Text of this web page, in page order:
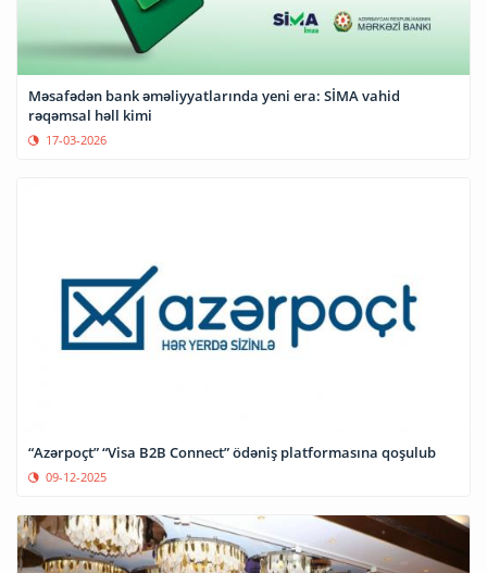
Məsafədən bank əməliyyatlarında yeni era: SİMA vahid
rəqəmsal həll kimi
17-03-2026
“Azərpoçt” “Visa B2B Connect” ödəniş platformasına qoşulub
09-12-2025